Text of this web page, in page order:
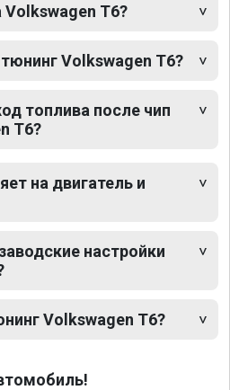
T6?
Volkswagen T6?
топлива после чип
T6?
на двигатель и
настройки
Volkswagen T6?